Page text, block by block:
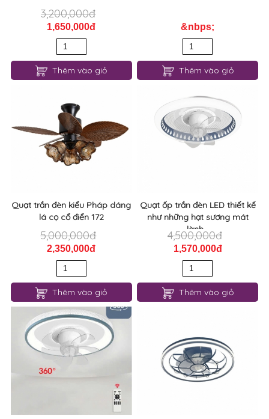
3,200,000đ
1,650,000đ
Thêm vào giỏ
&nbps;
Thêm vào giỏ
Quạt trần đèn kiểu Pháp dáng
lá cọ cổ điển 172
5,000,000đ
2,350,000đ
Thêm vào giỏ
Quạt ốp trần đèn LED thiết kế
như những hạt sương mát
lành...
4,500,000đ
1,570,000đ
Thêm vào giỏ